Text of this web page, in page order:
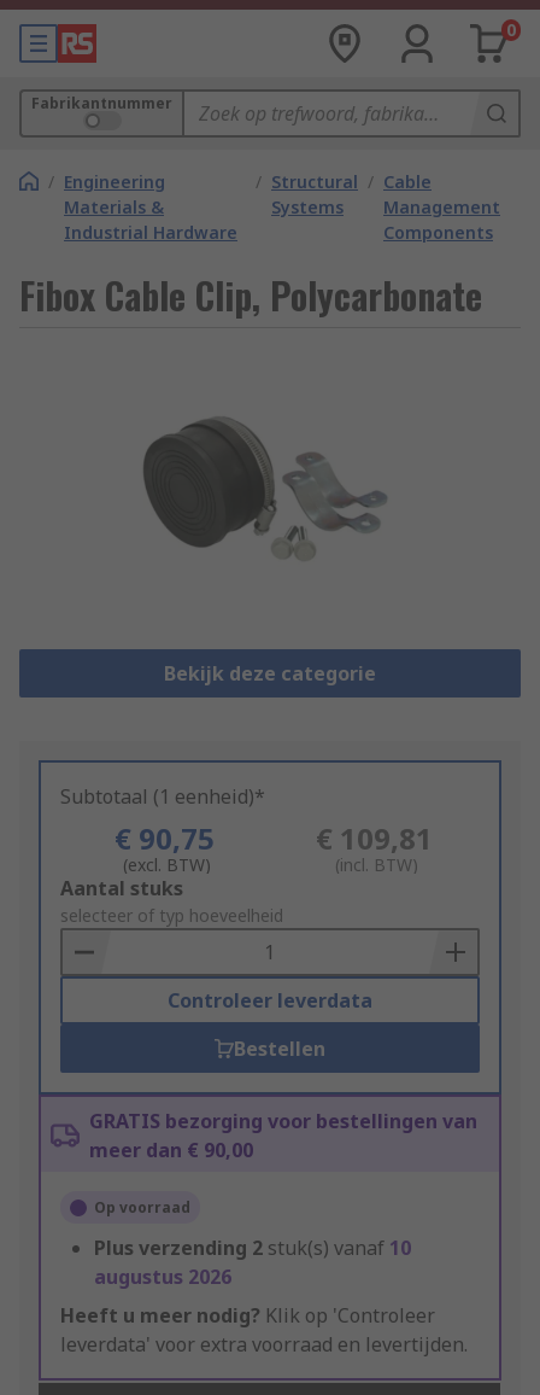
0
Fabrikantnummer
/ Engineering
Materials &
Industrial Hardware
/ Structural
Systems
/ Cable
Management
Components
Fibox Cable Clip, Polycarbonate
Bekijk deze categorie
Subtotaal (1 eenheid)*
€ 90,75
(excl. BTW)
€ 109,81
(incl. BTW)
Add
to
Basket
Aantal stuks
selecteer of typ hoeveelheid
Controleer leverdata
Bestellen
GRATIS bezorging voor bestellingen van
meer dan € 90,00
Op voorraad
Plus verzending 2 stuk(s) vanaf 10
augustus 2026
Heeft u meer nodig? Klik op 'Controleer
leverdata' voor extra voorraad en levertijden.